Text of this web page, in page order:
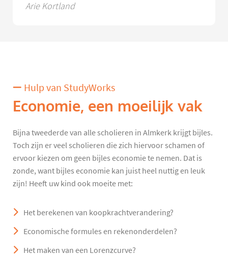
Arie Kortland
Hulp van StudyWorks
Economie, een moeilijk vak
Bijna tweederde van alle scholieren in Almkerk krijgt bijles.
Toch zijn er veel scholieren die zich hiervoor schamen of
ervoor kiezen om geen bijles economie te nemen. Dat is
zonde, want bijles economie kan juist heel nuttig en leuk
zijn! Heeft uw kind ook moeite met:
Het berekenen van koopkrachtverandering?
Economische formules en rekenonderdelen?
Het maken van een Lorenzcurve?